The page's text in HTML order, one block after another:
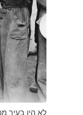
לא היו בעיר